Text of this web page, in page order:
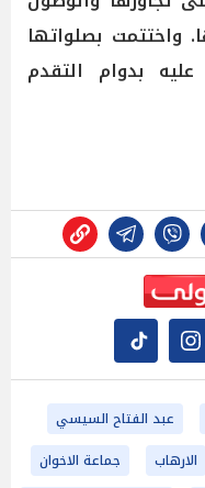
واختتمت بصلواتها
بدوام التقدم
عبد الفتاح السيسي
الارهاب
جماعة الاخوان